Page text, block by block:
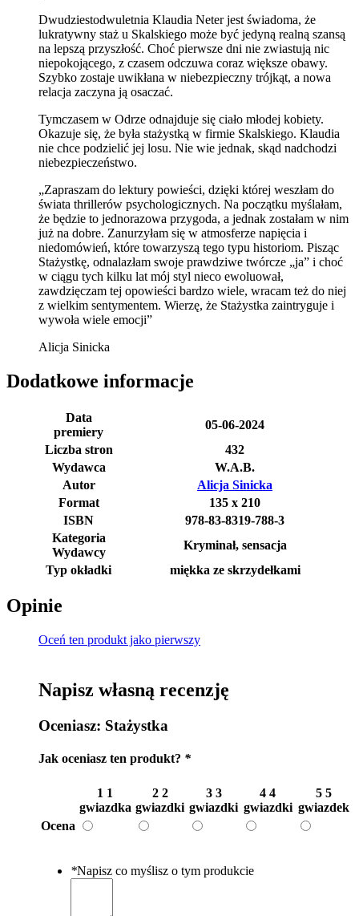
Dwudziestodwuletnia Klaudia Neter jest świadoma, że
lukratywny staż u Skalskiego może być jedyną realną szansą
na lepszą przyszłość. Choć pierwsze dni nie zwiastują nic
niepokojącego, z czasem odczuwa coraz większe obawy.
Szybko zostaje uwikłana w niebezpieczny trójkąt, a nowa
relacja zaczyna ją osaczać.
Tymczasem w Odrze odnajduje się ciało młodej kobiety.
Okazuje się, że była stażystką w firmie Skalskiego. Klaudia
nie chce podzielić jej losu. Nie wie jednak, skąd nadchodzi
niebezpieczeństwo.
„Zapraszam do lektury powieści, dzięki której weszłam do
świata thrillerów psychologicznych. Na początku myślałam,
że będzie to jednorazowa przygoda, a jednak zostałam w nim
już na dobre. Zanurzyłam się w atmosferze napięcia i
niedomówień, które towarzyszą tego typu historiom. Pisząc
Stażystkę, odnalazłam swoje prawdziwe twórcze „ja” i choć
w ciągu tych kilku lat mój styl nieco ewoluował,
zawdzięczam tej opowieści bardzo wiele, wracam też do niej
z wielkim sentymentem. Wierzę, że Stażystka zaintryguje i
wywoła wiele emocji”
Alicja Sinicka
Dodatkowe informacje
Data
premiery
05-06-2024
Liczba stron
432
Wydawca
W.A.B.
Autor
Alicja Sinicka
Format
135 x 210
ISBN
978-83-8319-788-3
Kategoria
Wydawcy
Kryminał, sensacja
Typ okładki
miękka ze skrzydełkami
Opinie
Oceń ten produkt jako pierwszy
Napisz własną recenzję
Oceniasz: Stażystka
Jak oceniasz ten produkt? *
1 1
gwiazdka
2 2
gwiazdki
3 3
gwiazdki
4 4
gwiazdki
5 5
gwiazdek
Ocena
*Napisz co myślisz o tym produkcie